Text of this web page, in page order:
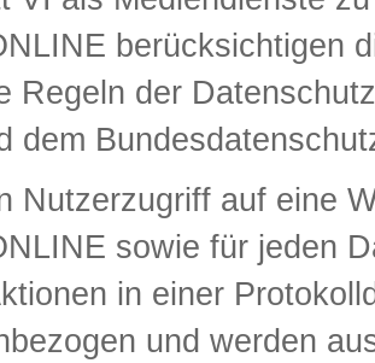
berücksichtigen
Regeln der
dem
Nutzerzugriff auf eine
sowie für jeden
in einer
und werden